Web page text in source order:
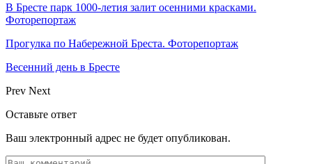
В Бресте парк 1000-летия залит осенними красками.
Фоторепортаж
Прогулка по Набережной Бреста. Фоторепортаж
Весенний день в Бресте
Prev Next
Оставьте ответ
Ваш электронный адрес не будет опубликован.